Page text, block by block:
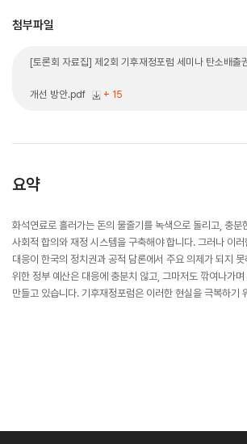
첨부파일
[토론회 자료집] 제2회 기후재정포럼 세미나 탄소배출
개선 방안.pdf + 15
요약
화석연료로 흘러가는 돈의 물줄기를 녹색으로 돌리고, 충분
사회적 합의와 재정 시스템을 구축해야 합니다. 그러나 이
대응이 한국의 정치권과 공적 담론에서 주요 의제가 되지
위한 정부 예산은 대응에 충분치 않고, 그마저도 깎여나가며
만들고 있습니다. 기후재정포럼은 이러한 현실을 극복하기